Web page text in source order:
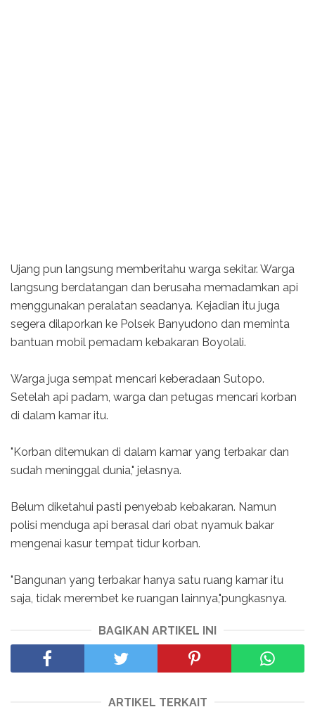
Ujang pun langsung memberitahu warga sekitar. Warga
langsung berdatangan dan berusaha memadamkan api
menggunakan peralatan seadanya. Kejadian itu juga
segera dilaporkan ke Polsek Banyudono dan meminta
bantuan mobil pemadam kebakaran Boyolali.
Warga juga sempat mencari keberadaan Sutopo.
Setelah api padam, warga dan petugas mencari korban
di dalam kamar itu.
"Korban ditemukan di dalam kamar yang terbakar dan
sudah meninggal dunia," jelasnya.
Belum diketahui pasti penyebab kebakaran. Namun
polisi menduga api berasal dari obat nyamuk bakar
mengenai kasur tempat tidur korban.
"Bangunan yang terbakar hanya satu ruang kamar itu
saja, tidak merembet ke ruangan lainnya,"pungkasnya.
BAGIKAN ARTIKEL INI
ARTIKEL TERKAIT